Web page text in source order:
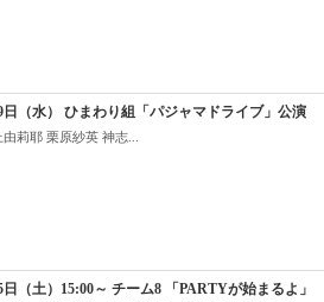
日（水） ひまわり組「パジャマドライブ」公演
莉耶 栗原紗英 神志...
日（土）15:00～ チーム8 「PARTYが始まるよ」